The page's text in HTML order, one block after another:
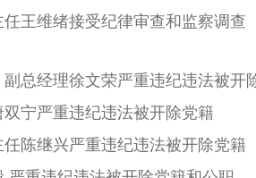
王维绪接受纪律审查和监察调查
总经理徐文荣严重违纪违法被开
宁严重违纪违法被开除党籍
陈继兴严重违纪违法被开除党籍